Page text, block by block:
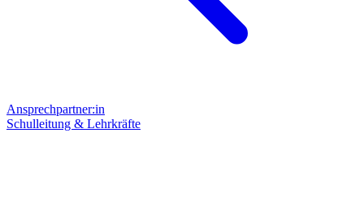
Ansprechpartner:in
Schulleitung & Lehrkräfte